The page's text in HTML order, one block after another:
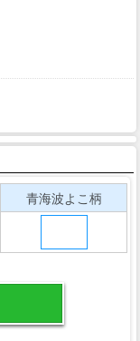
青海波よこ柄